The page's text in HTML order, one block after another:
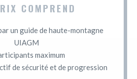
COMPREND
un guide de haute-montagne
UIAGM
maximum
de sécurité et de progression